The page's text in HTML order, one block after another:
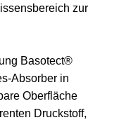
zur
Basotect®
Absorber in
Oberfläche
Druckstoff,